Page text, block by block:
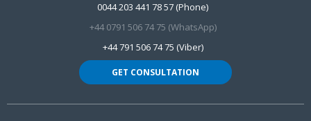
0044 203 441 78 57 (Phone)
+44 0791 506 74 75 (WhatsApp)
+44 791 506 74 75 (Viber)
GET CONSULTATION